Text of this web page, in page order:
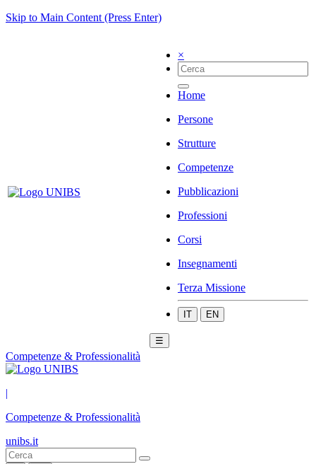
Skip to Main Content (Press Enter)
×
Home
Persone
Strutture
Competenze
Pubblicazioni
Professioni
Corsi
Insegnamenti
Terza Missione
IT EN
☰
Competenze & Professionalità
|
Competenze & Professionalità
unibs.it